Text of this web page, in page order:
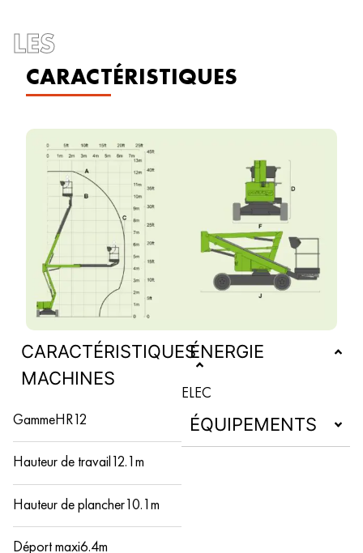
LES
CARACTÉRISTIQUES
CARACTÉRISTIQUES
MACHINES
GammeHR12
Hauteur de travail12.1m
Hauteur de plancher10.1m
Déport maxi6.4m
ÉNERGIE
ELEC
ÉQUIPEMENTS